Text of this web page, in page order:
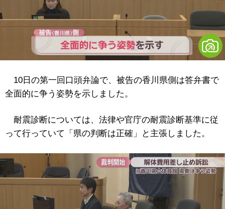
10日の第一回口頭弁論で、被告の香川県側は答弁書で
全面的に争う姿勢を示しました。
耐震診断については、法律や官庁の耐震診断基準に従
って行っていて「県の判断は正確」と主張しました。